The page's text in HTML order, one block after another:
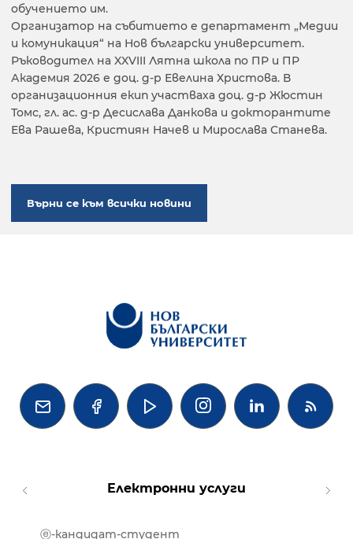
обучението им.
Организатор на събитието е департамент „Медии
и комуникация“ на Нов български университет.
Ръководител на XXVIII Лятна школа по ПР и ПР
Академия 2026 е доц. д-р Евелина Христова. В
организационния екип участваха доц. д-р Жюстин
Томс, гл. ас. д-р Десислава Данкова и докторантите
Ева Рашева, Кристиян Начев и Мирослава Станева.
Върни се към всички новини
   
Електронни услуги
ⓔ-кандидат-студент